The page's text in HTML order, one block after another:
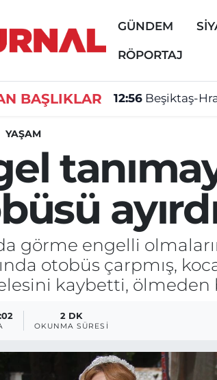
GÜNDEM
RÖPORTAJ
BAŞLIKLAR 12:56 Beşiktaş-
YAŞAM
görme engelli
otobüs çarpmış,
kaybetti, ölmeden
2 DK
OKUNMA SÜRESI
ve Fikstür